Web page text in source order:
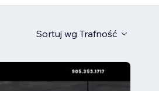
Sortuj wg Trafność